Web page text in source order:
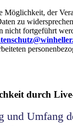
Möglichkeit, der
zu
nicht fortgeführt
durch
und Umfang